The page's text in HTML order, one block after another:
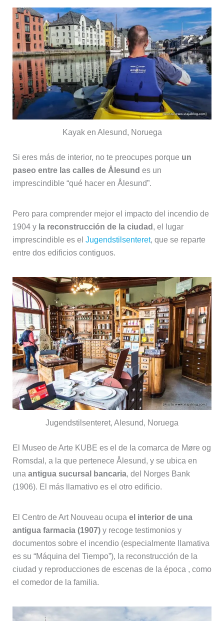
Kayak en Alesund, Noruega
Si eres más de interior, no te preocupes porque un
paseo entre las calles de Ålesund es un
imprescindible “qué hacer en Ålesund”.
Pero para comprender mejor el impacto del incendio de
1904 y la reconstrucción de la ciudad , el lugar
imprescindible es el Jugendstilsenteret, que se reparte
entre dos edificios contiguos.
Jugendstilsenteret, Alesund, Noruega
El Museo de Arte KUBE es el de la comarca de Møre og
Romsdal, a la que pertenece Ålesund, y se ubica en
una antigua sucursal bancaria, del Norges Bank
(1906). El más llamativo es el otro edificio.
El Centro de Art Nouveau ocupa el interior de una
antigua farmacia (1907)y recoge testimonios y
documentos sobre el incendio (especialmente llamativa
es su “Máquina del Tiempo”), la reconstrucción de la
ciudad y reproducciones de escenas de la época , como
el comedor de la familia.